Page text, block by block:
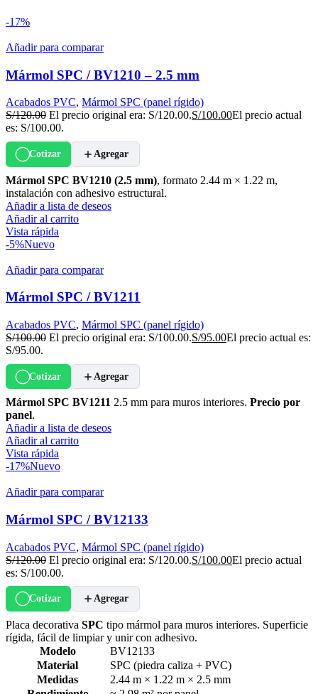
-17%
Añadir para comparar
Mármol SPC / BV1210 – 2.5 mm
Acabados PVC, Mármol SPC (panel rígido)
S/120.00 El precio original era: S/120.00.S/100.00El precio actual
es: S/100.00.
Cotizar Agregar
Mármol SPC BV1210 (2.5 mm), formato 2.44 m × 1.22 m,
instalación con adhesivo estructural.
Añadir a lista de deseos
Añadir al carrito
Vista rápida
-5%Nuevo
Añadir para comparar
Mármol SPC / BV1211
Acabados PVC, Mármol SPC (panel rígido)
S/100.00 El precio original era: S/100.00.S/95.00El precio actual es:
S/95.00.
Cotizar Agregar
Mármol SPC BV1211 2.5 mm para muros interiores. Precio por
panel.
Añadir a lista de deseos
Añadir al carrito
Vista rápida
-17%Nuevo
Añadir para comparar
Mármol SPC / BV12133
Acabados PVC, Mármol SPC (panel rígido)
S/120.00 El precio original era: S/120.00.S/100.00El precio actual
es: S/100.00.
Cotizar Agregar
Placa decorativa SPC tipo mármol para muros interiores. Superficie
rígida, fácil de limpiar y unir con adhesivo.
Modelo
BV12133
Material
SPC (piedra caliza + PVC)
Medidas
2.44 m × 1.22 m × 2.5 mm